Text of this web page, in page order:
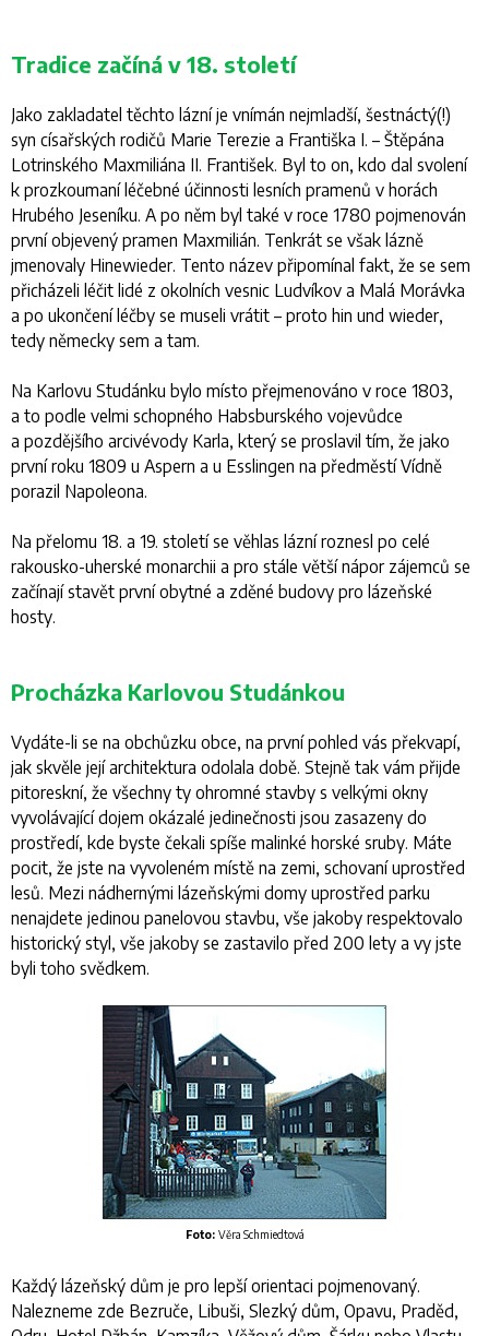
Tradice začíná v 18. století
Jako zakladatel těchto lázní je vnímán nejmladší, šestnáctý(!)
syn císařských rodičů Marie Terezie a Františka I. – Štěpána
Lotrinského Maxmiliána II. František. Byl to on, kdo dal svolení
k prozkoumaní léčebné účinnosti lesních pramenů v horách
Hrubého Jeseníku. A po něm byl také v roce 1780 pojmenován
první objevený pramen Maxmilián. Tenkrát se však lázně
jmenovaly Hinewieder. Tento název připomínal fakt, že se sem
přicházeli léčit lidé z okolních vesnic Ludvíkov a Malá Morávka
a po ukončení léčby se museli vrátit – proto hin und wieder,
tedy německy sem a tam.
Na Karlovu Studánku bylo místo přejmenováno v roce 1803,
a to podle velmi schopného Habsburského vojevůdce
a pozdějšího arcivévody Karla, který se proslavil tím, že jako
první roku 1809 u Aspern a u Esslingen na předměstí Vídně
porazil Napoleona.
Na přelomu 18. a 19. století se věhlas lázní roznesl po celé
rakousko-uherské monarchii a pro stále větší nápor zájemců se
začínají stavět první obytné a zděné budovy pro lázeňské
hosty.
Procházka Karlovou Studánkou
Vydáte-li se na obchůzku obce, na první pohled vás překvapí,
jak skvěle její architektura odolala době. Stejně tak vám přijde
pitoreskní, že všechny ty ohromné stavby s velkými okny
vyvolávající dojem okázalé jedinečnosti jsou zasazeny do
prostředí, kde byste čekali spíše malinké horské sruby. Máte
pocit, že jste na vyvoleném místě na zemi, schovaní uprostřed
lesů. Mezi nádhernými lázeňskými domy uprostřed parku
nenajdete jedinou panelovou stavbu, vše jakoby respektovalo
historický styl, vše jakoby se zastavilo před 200 lety a vy jste
byli toho svědkem.
Foto: Věra Schmiedtová
Každý lázeňský dům je pro lepší orientaci pojmenovaný.
Nalezneme zde Bezruče, Libuši, Slezký dům, Opavu, Praděd,